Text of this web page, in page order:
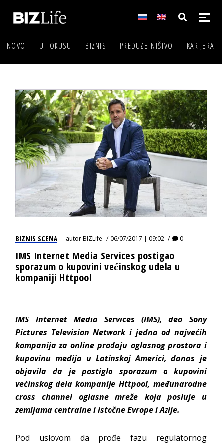
NOVO U FOKUSU BIZNIS PREDUZETNIŠTVO KARIJERA
BIZNIS SCENA autorBIZLife 06/07/2017 | 09:02 0
IMS Internet Media Services postigao
sporazum o kupovini većinskog udela u
kompaniji Httpool
IMS Internet Media Services (IMS), deo Sony
Pictures Television Network i jedna od najvećih
kompanija za online prodaju oglasnog prostora i
kupovinu medija u Latinskoj Americi, danas je
objavila da je postigla sporazum o kupovini
većinskog dela kompanije Httpool, međunarodne
cross channel oglasne mreže koja posluje u
zemljama centralne i istočne Evrope i Azije.
Pod uslovom da prođe fazu regulatornog